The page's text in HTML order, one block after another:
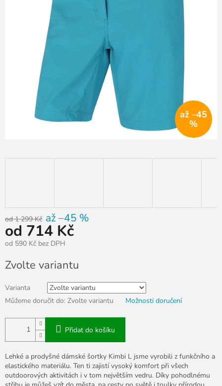
až –45
%
od 1 299 Kč až –45 %
od 714 Kč
od 590 Kč bez DPH
cena:
Zvolte variantu
Varianta
Můžeme doručit do: Zvolte variantu Možnosti doručení
Přidat do košíku
Lehké a prodyšné dámské šortky Kimbi L jsme vyrobili z funkčního a
elastického materiálu. Ten ti zajistí vysoký komfort při všech
outdoorových aktivitách i v tom největším vedru. Díky pohodlnému